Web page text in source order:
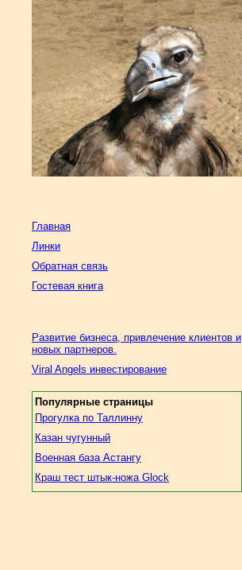
Главная
Линки
Обратная связь
Гостевая книга
Развитие бизнеса, привлечение клиентов и
новых партнеров.
Viral Angels инвестирование
Популярные страницы
Прогулка по Таллинну
Казан чугунный
Военная база Астангу
Краш тест штык-ножа Glock